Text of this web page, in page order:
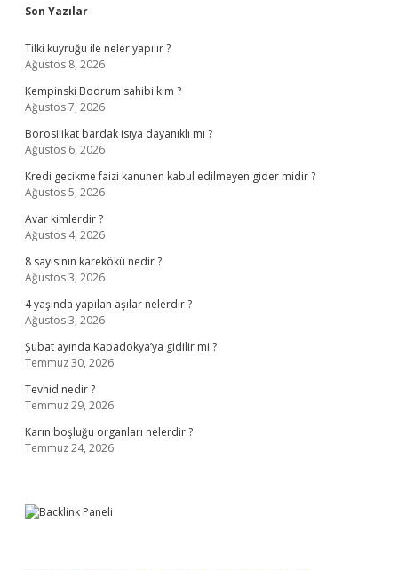
Sidebar
Son Yazılar
Tilki kuyruğu ile neler yapılır ?
Ağustos 8, 2026
Kempinski Bodrum sahibi kim ?
Ağustos 7, 2026
Borosilikat bardak isıya dayanıklı mı ?
Ağustos 6, 2026
Kredi gecikme faizi kanunen kabul edilmeyen gider midir ?
Ağustos 5, 2026
Avar kimlerdir ?
Ağustos 4, 2026
8 sayısının karekökü nedir ?
Ağustos 3, 2026
4 yaşında yapılan aşılar nelerdir ?
Ağustos 3, 2026
Şubat ayında Kapadokya’ya gidilir mi ?
Temmuz 30, 2026
Tevhid nedir ?
Temmuz 29, 2026
Karın boşluğu organları nelerdir ?
Temmuz 24, 2026